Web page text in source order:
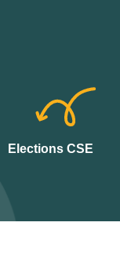
Elections CSE